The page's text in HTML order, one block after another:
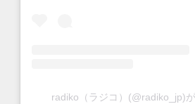
radiko（ラジコ）(@radiko_jp)